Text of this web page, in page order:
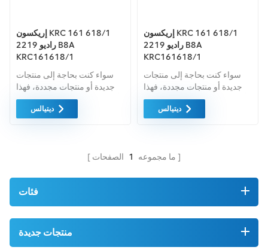
إريكسون KRC 161 618/1
راديو 2219 B8A
KRC161618/1
سواء كنت بحاجة إلى منتجات
جديدة أو منتجات مجددة، فهذا
أمر شامل الضمان كمعيار. نحن
فقط نشتري معدات السوق
ديتيالس
إريكسون KRC 161 618/1
راديو 2219 B8A
KRC161618/1
سواء كنت بحاجة إلى منتجات
جديدة أو منتجات مجددة، فهذا
أمر شامل الضمان كمعيار. نحن
فقط نشتري معدات السوق
ديتيالس
ما مجموعه 1 الصفحات
فئات
منتجات جديدة